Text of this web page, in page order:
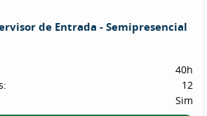
de Entrada - Semipresencial
40h
12
Sim